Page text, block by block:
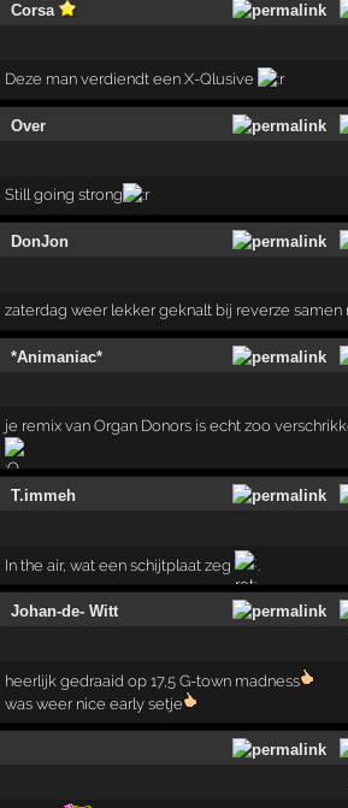
Corsa
Deze man verdiendt een X-Qlusive
Over
Still going strong
DonJon
zaterdag weer lekker geknalt bij reverze samen
*Animaniac*
je remix van Organ Donors is echt zoo
T.immeh
In the air, wat een schijtplaat zeg
Johan-de- Witt
heerlijk gedraaid op 17,5 G-town madness
was weer nice early setje